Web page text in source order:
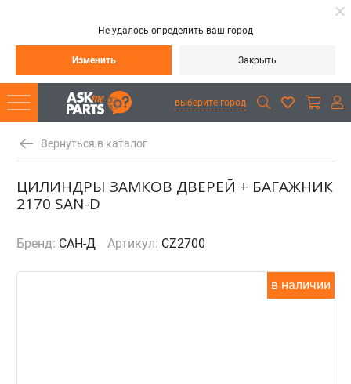
Не удалось определить ваш город
Изменить Закрыть
выберите город
Вернуться в каталог
ЦИЛИНДРЫ ЗАМКОВ ДВЕРЕЙ + БАГАЖНИК
2170 SAN-D
Бренд: САН-Д Артикул: CZ2700
в наличии